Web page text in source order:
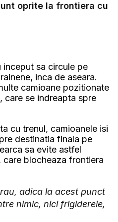
oprite la frontiera cu
inceput sa circule pe
inca de aseara.
camioane pozitionate
care se indreapta spre
cu trenul, camioanele isi
destinatia finala pe
sa evite astfel
blocheaza frontiera
adica la acest punct
nimic, nici frigiderele,